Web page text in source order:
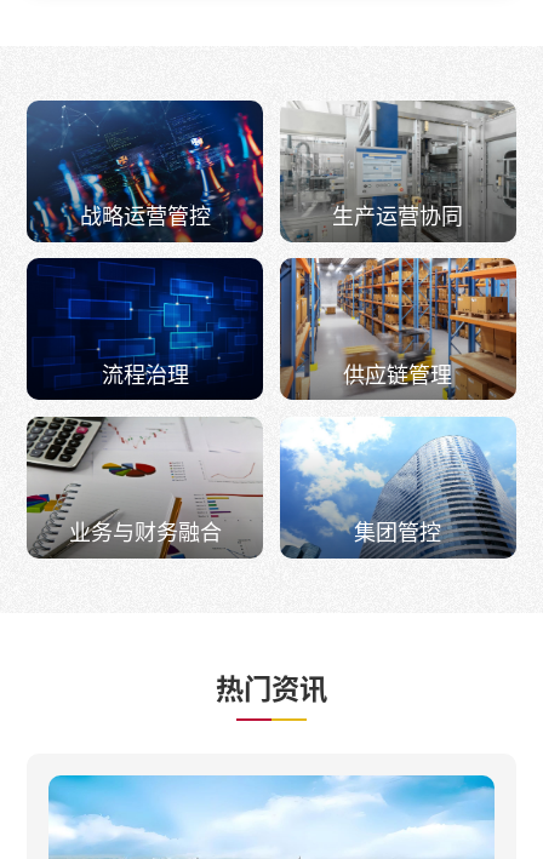
战略运营管控 生产运营协同
流程治理 供应链管理
业务与财务融合 集团管控
热门资讯